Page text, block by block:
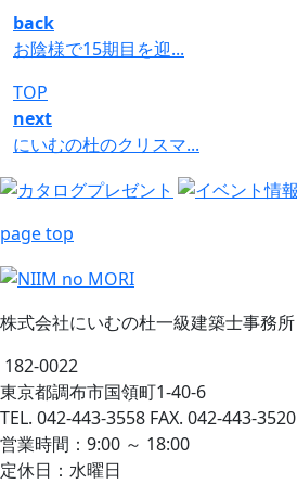
back
お陰様で15期目を迎...
TOP
next
にいむの杜のクリスマ...
page top
株式会社にいむの杜一級建築士事務所
182-0022
東京都調布市国領町1-40-6
TEL. 042-443-3558 FAX. 042-443-3520
営業時間：9:00 ～ 18:00
定休日：水曜日